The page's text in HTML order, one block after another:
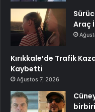
Araç
Kırıkkale’de Trafik
Kaybetti
Ağustos 7, 2026